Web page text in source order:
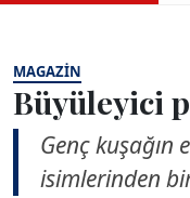
MAGAZIN
Büyüleyici
Genç kuşağın
isimlerinden